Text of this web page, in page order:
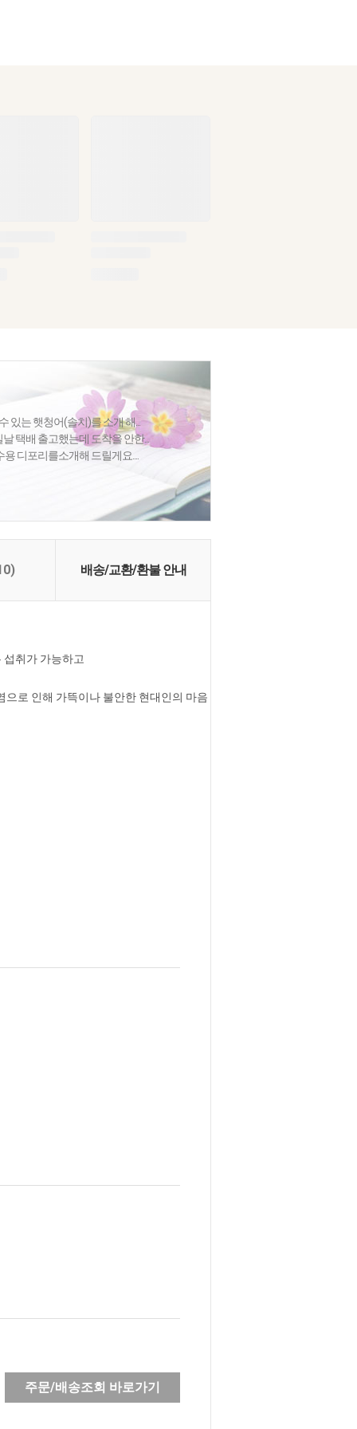
있는 햇청어(솔치)를 소개 해...
택배 출고했는데 도착을 안한...
디포리를소개해 드릴게요....
배송/교환/환불 안내
취가 가능하고
으로 인해 가뜩이나 불안한 현대인의 마음
주문/배송조회 바로가기